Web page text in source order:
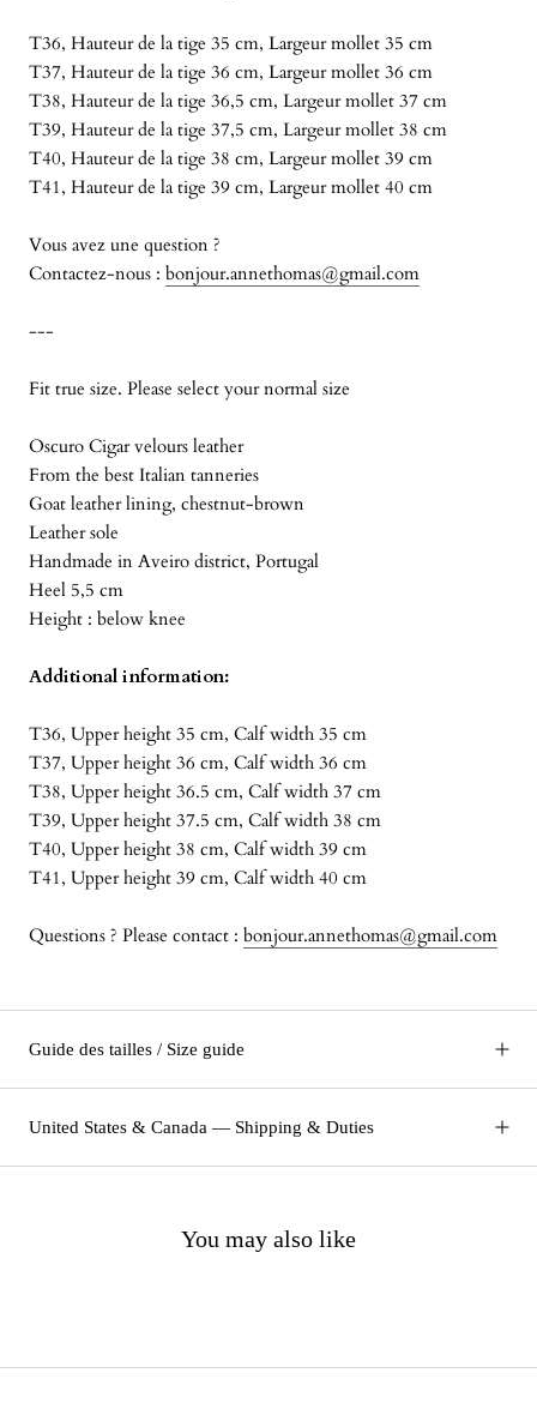
T36, Hauteur de la tige 35 cm, Largeur mollet 35 cm
T37, Hauteur de la tige 36 cm, Largeur mollet 36 cm
T38, Hauteur de la tige 36,5 cm, Largeur mollet 37 cm
T39, Hauteur de la tige 37,5 cm, Largeur mollet 38 cm
T40, Hauteur de la tige 38 cm, Largeur mollet 39 cm
T41, Hauteur de la tige 39 cm, Largeur mollet 40 cm
Vous avez une question ?
Contactez-nous : bonjour.annethomas@gmail.com
---
Fit true size. Please select your normal size
Oscuro Cigar velours leather
From the best Italian tanneries
Goat leather lining, chestnut-brown
Leather sole
Handmade in Aveiro district, Portugal
Heel 5,5 cm
Height : below knee
Additional information:
T36, Upper height 35 cm, Calf width 35 cm
T37, Upper height 36 cm, Calf width 36 cm
T38, Upper height 36.5 cm, Calf width 37 cm
T39, Upper height 37.5 cm, Calf width 38 cm
T40, Upper height 38 cm, Calf width 39 cm
T41, Upper height 39 cm, Calf width 40 cm
Questions ? Please contact : bonjour.annethomas@gmail.com
Guide des tailles / Size guide
United States & Canada — Shipping & Duties
You may also like